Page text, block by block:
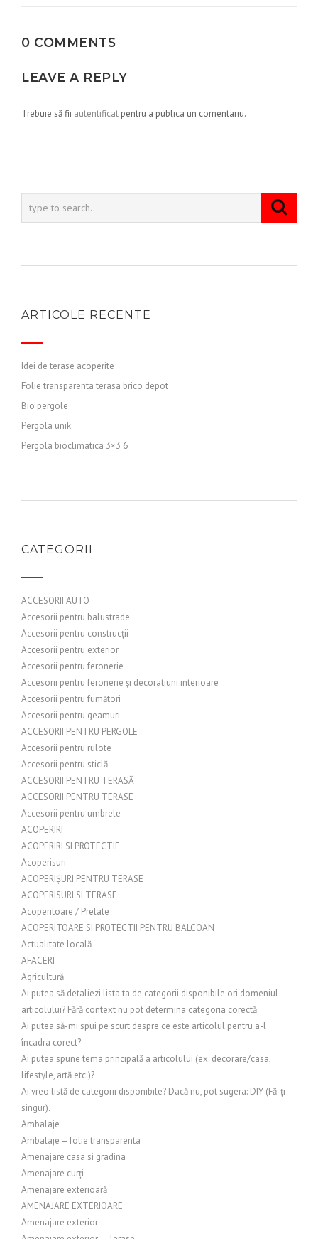
0 COMMENTS
LEAVE A REPLY
Trebuie să fii autentificat pentru a publica un comentariu.
ARTICOLE RECENTE
Idei de terase acoperite
Folie transparenta terasa brico depot
Bio pergole
Pergola unik
Pergola bioclimatica 3×3 6
CATEGORII
ACCESORII AUTO
Accesorii pentru balustrade
Accesorii pentru construcții
Accesorii pentru exterior
Accesorii pentru feronerie
Accesorii pentru feronerie și decoratiuni interioare
Accesorii pentru fumători
Accesorii pentru geamuri
ACCESORII PENTRU PERGOLE
Accesorii pentru rulote
Accesorii pentru sticlă
ACCESORII PENTRU TERASĂ
ACCESORII PENTRU TERASE
Accesorii pentru umbrele
ACOPERIRI
ACOPERIRI SI PROTECTIE
Acoperisuri
ACOPERIȘURI PENTRU TERASE
ACOPERISURI SI TERASE
Acoperitoare / Prelate
ACOPERITOARE SI PROTECTII PENTRU BALCOAN
Actualitate locală
AFACERI
Agricultură
Ai putea să detaliezi lista ta de categorii disponibile ori domeniul
articolului? Fără context nu pot determina categoria corectă.
Ai putea să-mi spui pe scurt despre ce este articolul pentru a-l
încadra corect?
Ai putea spune tema principală a articolului (ex. decorare/casa,
lifestyle, artă etc.)?
Ai vreo listă de categorii disponibile? Dacă nu, pot sugera: DIY (Fă-ți
singur).
Ambalaje
Ambalaje – folie transparenta
Amenajare casa si gradina
Amenajare curți
Amenajare exterioară
AMENAJARE EXTERIOARE
Amenajare exterior